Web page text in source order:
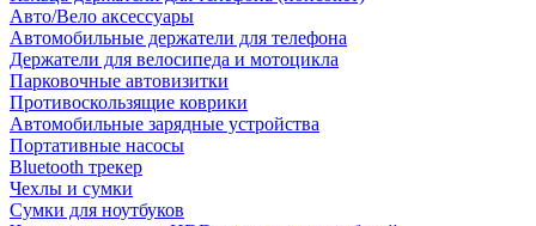
Авто/Вело аксессуары
Автомобильные держатели для телефона
Держатели для велосипеда и мотоцикла
Парковочные автовизитки
Противоскользящие коврики
Автомобильные зарядные устройства
Портативные насосы
Bluetooth трекер
Чехлы и сумки
Сумки для ноутбуков